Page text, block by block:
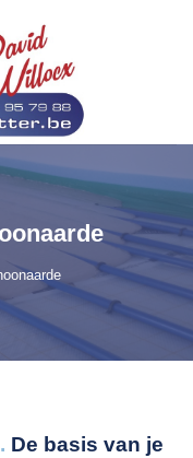
De basis van je